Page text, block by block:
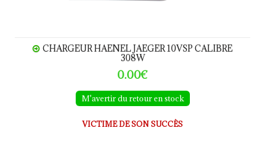
CHARGEUR HAENEL JAEGER 10VSP CALIBRE
308W
0.00€
M'avertir du retour en stock
VICTIME DE SON SUCCÈS